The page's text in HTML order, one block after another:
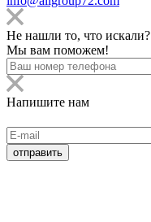
Не нашли то, что искали?
Мы вам поможем!
Напишите нам